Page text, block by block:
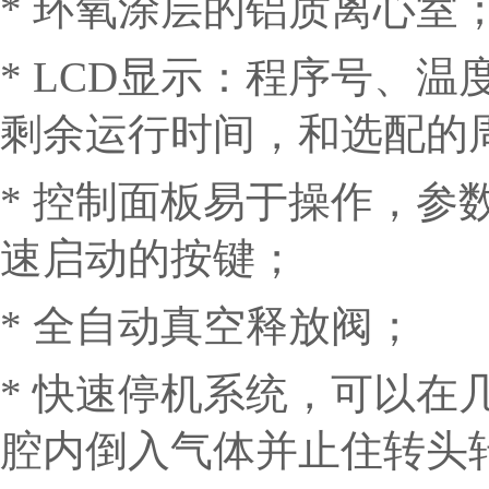
* LCD显示：程序号、温
剩余运行时间，和选配的
* 控制面板易于操作，参
速启动的按键；
* 全自动真空释放阀；
* 快速停机系统，可以在
腔内倒入气体并止住转头